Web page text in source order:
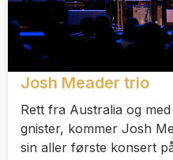
Josh Meader trio
Rett fra Australia og
gnister, kommer Josh
sin aller første konsert